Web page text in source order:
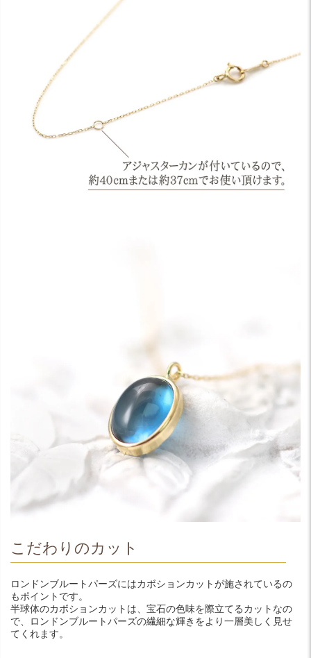
こだわりのカット
ロンドンブルートパーズにはカボションカットが施されているの
もポイントです。
半球体のカボションカットは、宝石の色味を際立てるカットなの
で、ロンドンブルートパーズの繊細な輝きをより一層美しく見せ
てくれます。